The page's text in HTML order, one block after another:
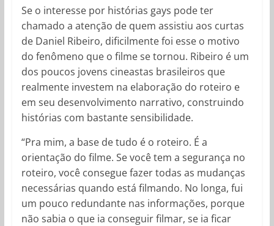
Se o interesse por histórias gays pode ter
chamado a atenção de quem assistiu aos curtas
de Daniel Ribeiro, dificilmente foi esse o motivo
do fenômeno que o filme se tornou. Ribeiro é um
dos poucos jovens cineastas brasileiros que
realmente investem na elaboração do roteiro e
em seu desenvolvimento narrativo, construindo
histórias com bastante sensibilidade.
“Pra mim, a base de tudo é o roteiro. É a
orientação do filme. Se você tem a segurança no
roteiro, você consegue fazer todas as mudanças
necessárias quando está filmando. No longa, fui
um pouco redundante nas informações, porque
não sabia o que ia conseguir filmar, se ia ficar